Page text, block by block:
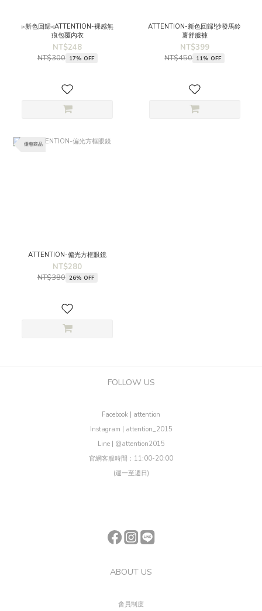
▹新色回歸◃ATTENTION-裸感無
痕包覆內衣
NT$248
NT$300 17% OFF
ATTENTION-新色回歸!沙發馬鈴
薯舒服褲
NT$399
NT$450 11% OFF
優惠商品
ATTENTION-偏光方框眼鏡
NT$280
NT$380 26% OFF
FOLLOW US
Facebook | attention
Instagram | attention_2015
Line | @attention2015
官網客服時間：11:00-20:00
(週一至週日)
ABOUT US
會員制度